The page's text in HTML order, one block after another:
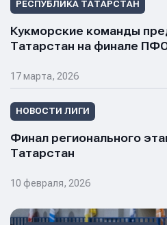
РЕСПУБЛИКА ТАТАРСТАН
Кукморские команды
Татарстан на финале
17 марта, 2026
НОВОСТИ ЛИГИ
Финал регионального
Татарстан
10 февраля, 2026
Имя
Имя
Имя
E-mail